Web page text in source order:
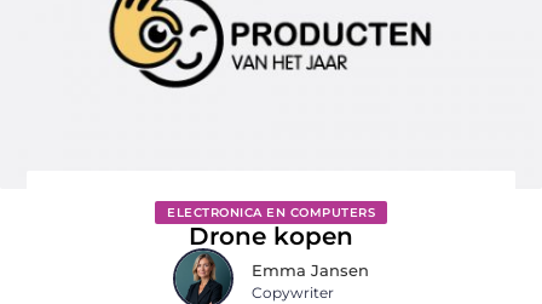
ELECTRONICA EN COMPUTERS
Drone kopen
Emma Jansen
Copywriter